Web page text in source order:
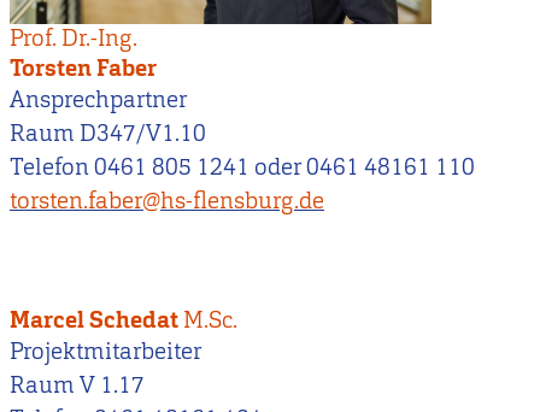
Prof. Dr.-Ing.
Torsten Faber
Ansprechpartner
Raum D347/V1.10
Telefon 0461 805 1241 oder 0461 48161 110
torsten.faber@hs-flensburg.de
Marcel Schedat M.Sc.
Projektmitarbeiter
Raum V 1.17